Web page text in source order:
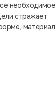
отражает